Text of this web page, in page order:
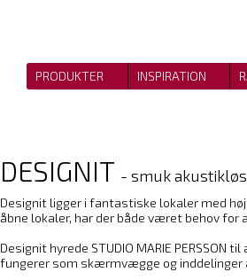
DESIGNIT - smuk
Designit ligger i fantastiske lokaler med
åbne lokaler, har der både været behov
Designit hyrede STUDIO MARIE
fungerer som skærmvægge og inddelinger
PRODUKTER INSPIRATION